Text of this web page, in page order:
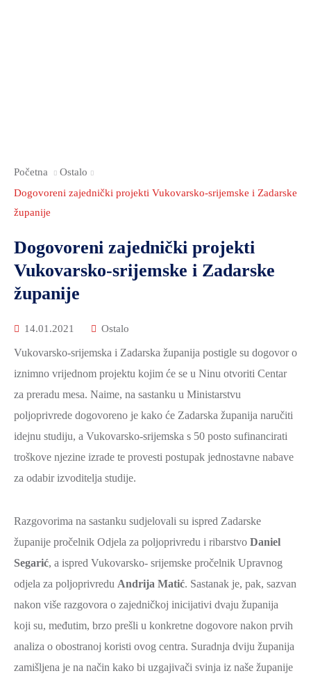
Početna
Ostalo
Dogovoreni zajednički projekti Vukovarsko-srijemske i Zadarske
županije
Dogovoreni zajednički projekti
Vukovarsko-srijemske i Zadarske
županije
14.01.2021 Ostalo
Vukovarsko-srijemska i Zadarska županija postigle su dogovor o
iznimno vrijednom projektu kojim će se u Ninu otvoriti Centar
za preradu mesa. Naime, na sastanku u Ministarstvu
poljoprivrede dogovoreno je kako će Zadarska županija naručiti
idejnu studiju, a Vukovarsko-srijemska s 50 posto sufinancirati
troškove njezine izrade te provesti postupak jednostavne nabave
za odabir izvoditelja studije.
Razgovorima na sastanku sudjelovali su ispred Zadarske
županije pročelnik Odjela za poljoprivredu i ribarstvo Daniel
Segarić, a ispred Vukovarsko- srijemske pročelnik Upravnog
odjela za poljoprivredu Andrija Matić. Sastanak je, pak, sazvan
nakon više razgovora o zajedničkoj inicijativi dvaju županija
koji su, međutim, brzo prešli u konkretne dogovore nakon prvih
analiza o obostranoj koristi ovog centra. Suradnja dviju županija
zamišljena je na način kako bi uzgajivači svinja iz naše županije